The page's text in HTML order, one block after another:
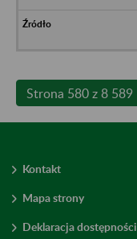
Strona 580 z 8 589
Kontakt
Mapa strony
Deklaracja dostępności